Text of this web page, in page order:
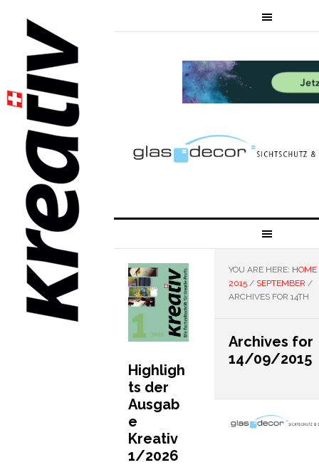
YOU ARE HERE: HOME
2015 / SEPTEMBER /
ARCHIVES FOR 14TH
Archives for
14/09/2015
Highligh
ts der
Ausgab
e
Kreativ
1/2026